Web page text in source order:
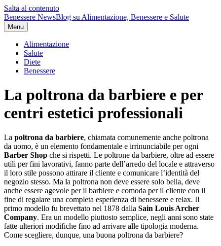
Salta al contenuto
Benessere NewsBlog su Alimentazione, Benessere e Salute
Menu
Alimentazione
Salute
Diete
Benessere
La poltrona da barbiere e per
centri estetici professionali
La poltrona da barbiere, chiamata comunemente anche poltrona
da uomo, è un elemento fondamentale e irrinunciabile per ogni
Barber Shop che si rispetti. Le poltrone da barbiere, oltre ad essere
utili per fini lavorativi, fanno parte dell’arredo del locale e attraverso
il loro stile possono attirare il cliente e comunicare l’identità del
negozio stesso. Ma la poltrona non deve essere solo bella, deve
anche essere agevole per il barbiere e comoda per il cliente con il
fine di regalare una completa esperienza di benessere e relax. Il
primo modello fu brevettato nel 1878 dalla Sain Louis Archer
Company. Era un modello piuttosto semplice, negli anni sono state
fatte ulteriori modifiche fino ad arrivare alle tipologia moderna.
Come scegliere, dunque, una buona poltrona da barbiere?